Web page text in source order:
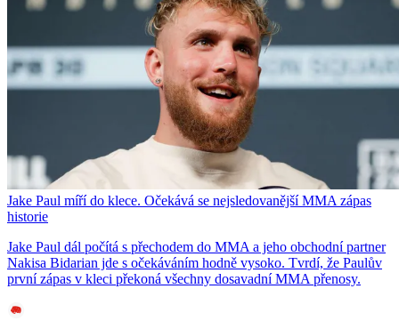
Jake Paul míří do klece. Očekává se nejsledovanější MMA zápas
historie
Jake Paul dál počítá s přechodem do MMA a jeho obchodní partner
Nakisa Bidarian jde s očekáváním hodně vysoko. Tvrdí, že Paulův
první zápas v kleci překoná všechny dosavadní MMA přenosy.